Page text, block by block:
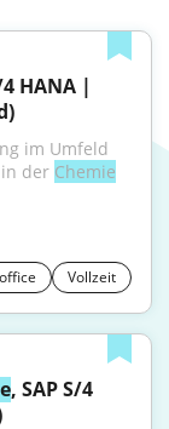
4 HANA |
im Umfeld
der Chemie
Vollzeit
, SAP S/4